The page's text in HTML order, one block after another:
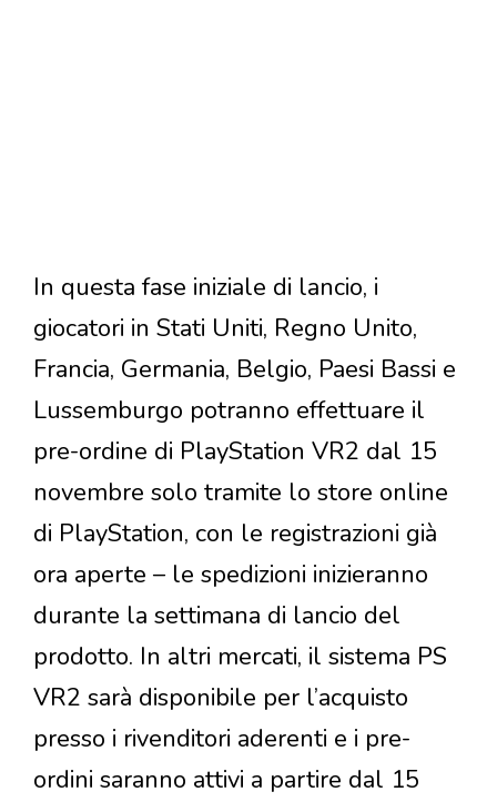
In questa fase iniziale di lancio, i
giocatori in Stati Uniti, Regno Unito,
Francia, Germania, Belgio, Paesi Bassi e
Lussemburgo potranno effettuare il
pre-ordine di PlayStation VR2 dal 15
novembre solo tramite lo store online
di PlayStation, con le registrazioni già
ora aperte – le spedizioni inizieranno
durante la settimana di lancio del
prodotto. In altri mercati, il sistema PS
VR2 sarà disponibile per l’acquisto
presso i rivenditori aderenti e i pre-
ordini saranno attivi a partire dal 15